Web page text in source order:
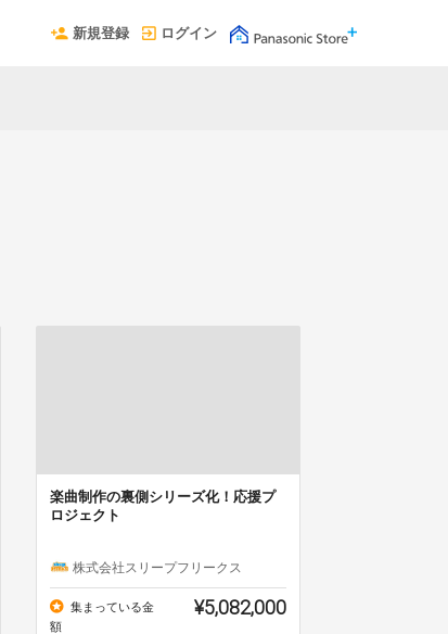
新規登録 ログイン
楽曲制作の裏側シリーズ化！応援プ
ロジェクト
株式会社スリープフリークス
集まっている金
額
¥5,082,000